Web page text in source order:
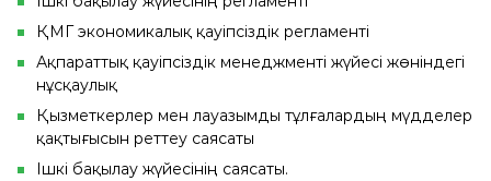
ҚМГ экономикалық қауіпсіздік регламенті
Ақпараттық қауіпсіздік менеджменті жүйесі жөніндегі
нұсқаулық
Қызметкерлер мен лауазымды тұлғалардың мүдделер
қақтығысын реттеу саясаты
Ішкі бақылау жүйесінің саясаты.